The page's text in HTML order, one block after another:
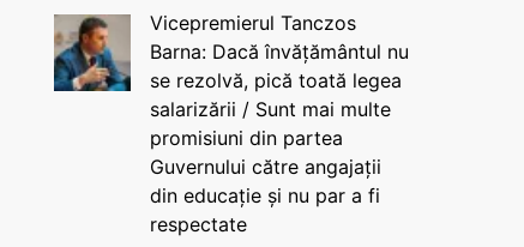
Vicepremierul Tanczos
Barna: Dacă învățământul nu
se rezolvă, pică toată legea
salarizării / Sunt mai multe
promisiuni din partea
Guvernului către angajații
din educație și nu par a fi
respectate